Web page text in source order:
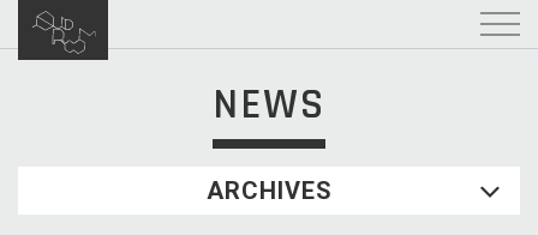
NEWS
ARCHIVES